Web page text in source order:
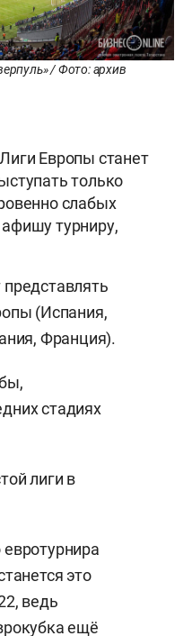
/ Фото: архив
Европы станет
только
слабых
турниру,
(Испания,
Франция).
стадиях
лиги в
это
ведь
ещё